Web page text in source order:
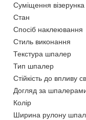
Суміщення візерунка
Стан
Спосіб наклеювання
Стиль виконання
Текстура шпалер
Тип шпалер
Стійкість до впливу
Догляд за
Колір
Ширина рулону